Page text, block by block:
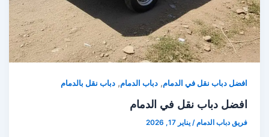
افضل دباب نقل في الدمام,دباب الدمام,دباب نقل بالدمام
افضل دباب نقل في الدمام
فريق دباب الدمام/يناير 17, 2026